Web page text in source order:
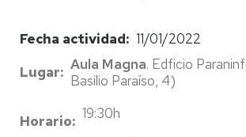
Fecha actividad
11/01/2022
Lugar
Aula Magna. Edficio
Basilio Paraíso, 4)
Horario
19:30h